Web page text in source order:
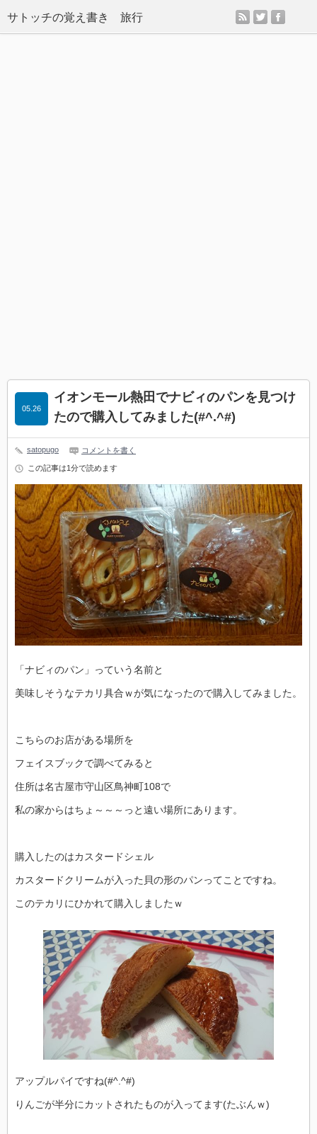
サトッチの覚え書き 旅行 rss twitter
イオンモール熱田でナビィのパンを見つけ
たので購入してみました(#^.^#)
05.26
satopugo コメントを書く
この記事は1分で読めます
「ナビィのパン」っていう名前と
美味しそうなテカリ具合ｗが気になったので購入してみました。
こちらのお店がある場所を
フェイスブックで調べてみると
住所は名古屋市守山区鳥神町108で
私の家からはちょ～～～っと遠い場所にあります。
購入したのはカスタードシェル
カスタードクリームが入った貝の形のパンってことですね。
このテカリにひかれて購入しましたｗ
アップルパイですね(#^.^#)
りんごが半分にカットされたものが入ってます(たぶんｗ)